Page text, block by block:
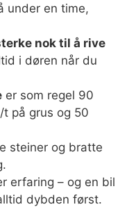
under en time,
nok til å rive
i døren når du
er som regel 90
på grus og 50
steiner og bratte
erfaring – og en bil
dybden først.